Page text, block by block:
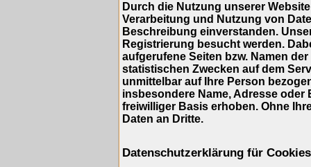
Durch die Nutzung unserer
Verarbeitung und Nutzung von
Beschreibung einverstanden.
Registrierung besucht werden.
aufgerufene Seiten bzw. Namen
statistischen Zwecken auf dem
unmittelbar auf Ihre Person
insbesondere Name, Adresse oder
freiwilliger Basis erhoben. Ohne
Daten an Dritte.
Datenschutzerklärung für Cookies